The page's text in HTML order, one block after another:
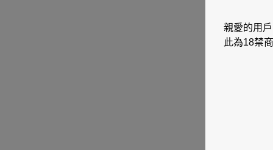
親愛的用戶
此為18禁